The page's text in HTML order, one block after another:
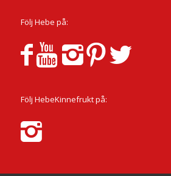
Följ Hebe på:
Följ HebeKinnefrukt på: